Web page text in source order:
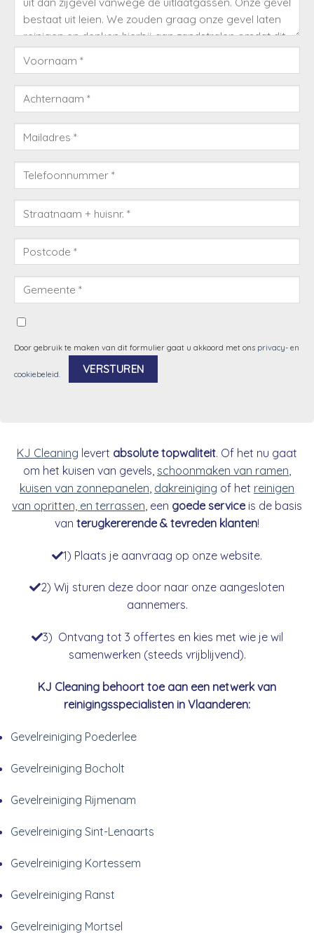
Door gebruik te maken van dit formulier gaat u akkoord met ons privacy- en
cookiebeleid.
KJ Cleaning levert absolute topwaliteit. Of het nu gaat
om het kuisen van gevels, schoonmaken van ramen
kuisen van zonnepanelen dakreiniging of het reinigen
van opritten, en terrassen , een goede serviceis de basis
van terugkererende & tevreden klanten!
1) Plaats je aanvraag op onze website.
2) Wij sturen deze door naar onze aangesloten
aannemers.
3) Ontvang tot 3 offertes en kies met wie je wil
samenwerken (steeds vrijblijvend).
KJ Cleaning behoort toe aan een netwerk van
reinigingsspecialisten in Vlaanderen:
Gevelreiniging Poederlee
Gevelreiniging Bocholt
Gevelreiniging Rijmenam
Gevelreiniging Sint-Lenaarts
Gevelreiniging Kortessem
Gevelreiniging Ranst
Gevelreiniging Mortsel